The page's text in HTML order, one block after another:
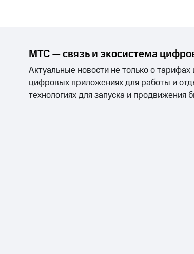
МТС — связь и экосистема
Актуальные новости не только о
цифровых приложениях для работы и
технологиях для запуска и продвижения